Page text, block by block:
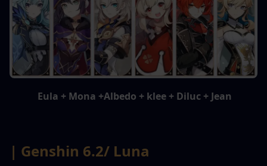
Eula + Mona +Albedo + klee + Diluc + Jean
| Genshin 6.2/ Luna